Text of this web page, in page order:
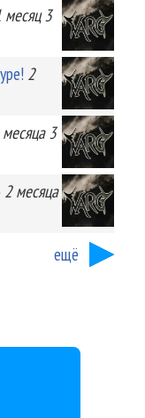
месяц 3
2
3
2 месяца
ещё